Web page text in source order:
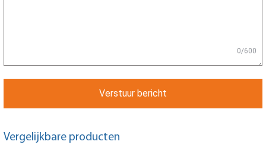
0/600
Verstuur bericht
Vergelijkbare producten